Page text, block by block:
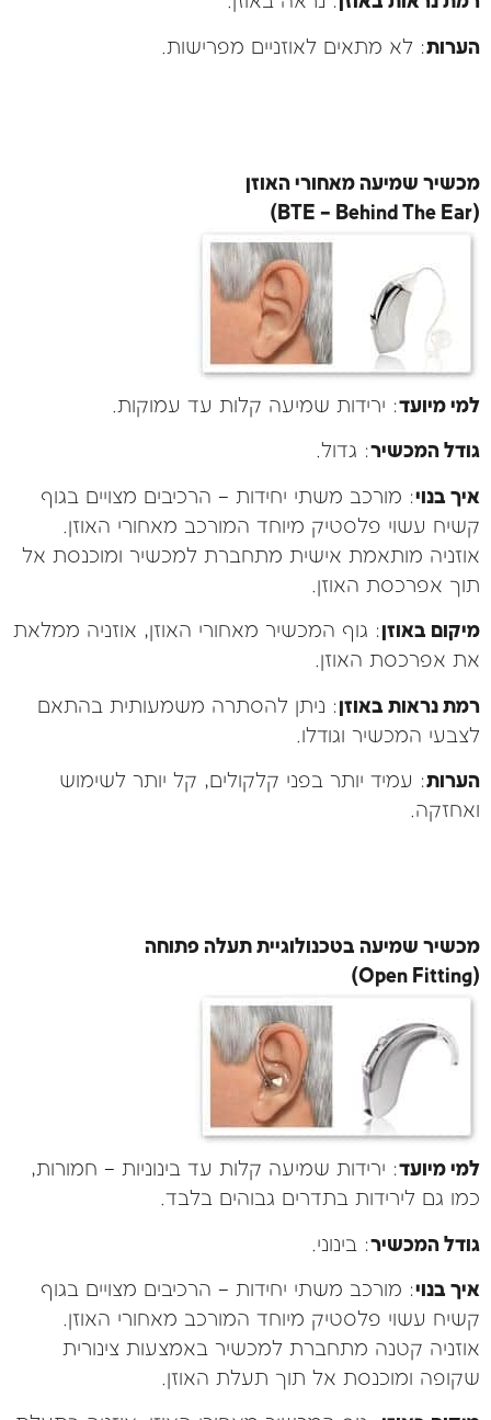
הערות: לא מתאים לאוזניים מפרישות.
מכשיר שמיעה מאחורי האוזן
(BTE – Behind The Ear)
למי מיועד: ירידות שמיעה קלות עד עמוקות.
גודל המכשיר: גדול.
איך בנוי: מורכב משתי יחידות – הרכיבים מצויים בגוף
קשיח עשוי פלסטיק מיוחד המורכב מאחורי האוזן.
אוזניה מותאמת אישית מתחברת למכשיר ומוכנסת אל
תוך אפרכסת האוזן.
מיקום באוזן: גוף המכשיר מאחורי האוזן, אוזניה ממלאת
את אפרכסת האוזן.
רמת נראות באוזן: ניתן להסתרה משמעותית בהתאם
לצבעי המכשיר וגודלו.
הערות: עמיד יותר בפני קלקולים, קל יותר לשימוש
ואחזקה.
מכשיר שמיעה בטכנולוגיית תעלה פתוחה
(Open Fitting)
למי מיועד: ירידות שמיעה קלות עד בינוניות – חמורות,
כמו גם לירידות בתדרים גבוהים בלבד.
גודל המכשיר: בינוני.
איך בנוי: מורכב משתי יחידות – הרכיבים מצויים בגוף
קשיח עשוי פלסטיק מיוחד המורכב מאחורי האוזן.
אוזניה קטנה מתחברת למכשיר באמצעות צינורית
שקופה ומוכנסת אל תוך תעלת האוזן.